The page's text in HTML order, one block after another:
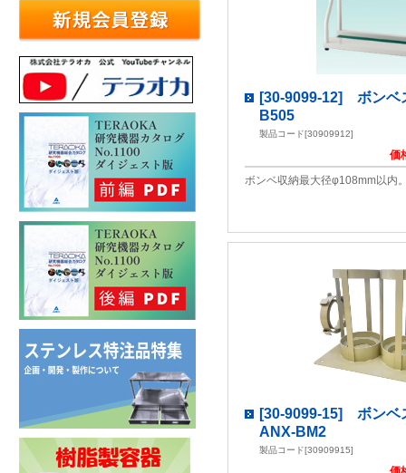
[30-9099-12] ボンベ
B505
製品コード[30909912]
価
ボンベ収納最大径φ108mm以内
[30-9099-15] ボンベ
ANX-BM2
製品コード[30909915]